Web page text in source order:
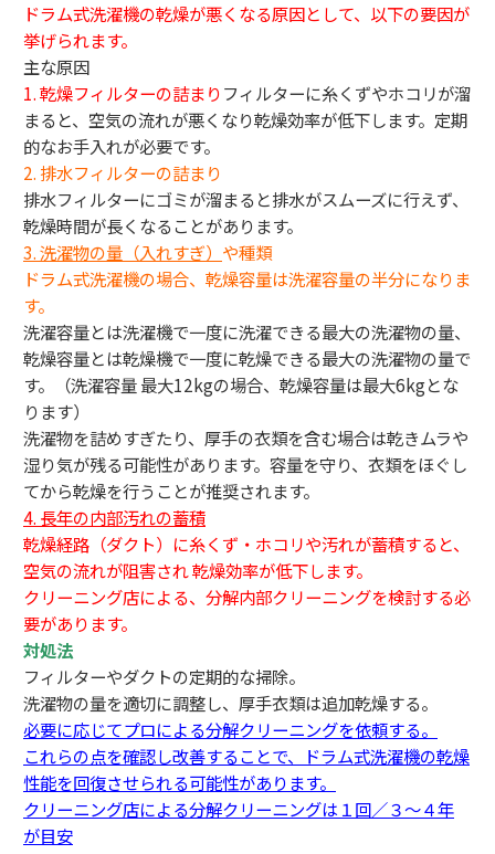
ドラム式洗濯機の乾燥が悪くなる原因として、以下の要因が
挙げられます。
主な原因
1. 乾燥フィルターの詰まりフィルターに糸くずやホコリが溜
まると、空気の流れが悪くなり乾燥効率が低下します。定期
的なお手入れが必要です。
2. 排水フィルターの詰まり
排水フィルターにゴミが溜まると排水がスムーズに行えず、
乾燥時間が長くなることがあります。
3.洗濯物の量（入れすぎ） や種類
ドラム式洗濯機の場合、乾燥容量は洗濯容量の半分になりま
す。
洗濯容量とは洗濯機で一度に洗濯できる最大の洗濯物の量、
乾燥容量とは乾燥機で一度に乾燥できる最大の洗濯物の量で
す。（洗濯容量 最大12kgの場合、乾燥容量は最大6kgとな
ります）
洗濯物を詰めすぎたり、厚手の衣類を含む場合は乾きムラや
湿り気が残る可能性があります。容量を守り、衣類をほぐし
てから乾燥を行うことが推奨されます。
4. 長年の内部汚れの蓄積
乾燥経路（ダクト）に糸くず・ホコリや汚れが蓄積すると、
空気の流れが阻害され 乾燥効率が低下します。
クリーニング店による、分解内部クリーニングを検討する必
要があります。
対処法
フィルターやダクトの定期的な掃除。
洗濯物の量を適切に調整し、厚手衣類は追加乾燥する。
必要に応じてプロによる分解クリーニングを依頼する。
これらの点を確認し改善することで、ドラム式洗濯機の乾燥
性能を回復させられる可能性があります。
クリーニング店による分解クリーニングは１回／３～４年
が目安